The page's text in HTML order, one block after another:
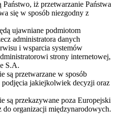
iż przetwarzanie Państwa
się w sposób niezgodny z
ujawniane podmiotom
administratora danych
i wsparcia systemów
strony internetowej,
S.A.
są przetwarzane w sposób
jakiejkolwiek decyzji oraz
są przekazywane poza Europejski
do organizacji międzynarodowych.